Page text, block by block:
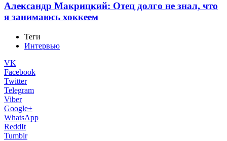
Александр Макрицкий: Отец долго не знал, что
я занимаюсь хоккеем
Теги
Интервью
VK
Facebook
Twitter
Telegram
Viber
Google+
WhatsApp
ReddIt
Tumblr